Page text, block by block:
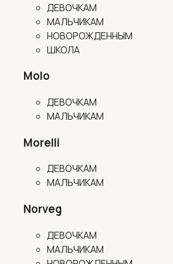
ДЕВОЧКАМ
МАЛЬЧИКАМ
НОВОРОЖДЕННЫМ
ШКОЛА
Molo
ДЕВОЧКАМ
МАЛЬЧИКАМ
Morelli
ДЕВОЧКАМ
МАЛЬЧИКАМ
Norveg
ДЕВОЧКАМ
МАЛЬЧИКАМ